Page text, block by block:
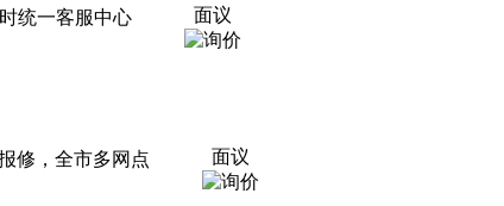
统一客服中心
面议
修，全市多网点
面议